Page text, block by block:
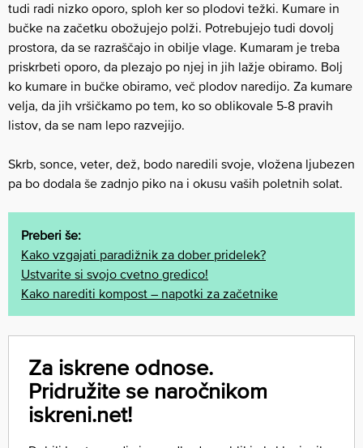
tudi radi nizko oporo, sploh ker so plodovi težki. Kumare in
bučke na začetku obožujejo polži. Potrebujejo tudi dovolj
prostora, da se razraščajo in obilje vlage. Kumaram je treba
priskrbeti oporo, da plezajo po njej in jih lažje obiramo. Bolj
ko kumare in bučke obiramo, več plodov naredijo. Za kumare
velja, da jih vršičkamo po tem, ko so oblikovale 5-8 pravih
listov, da se nam lepo razvejijo.
Skrb, sonce, veter, dež, bodo naredili svoje, vložena ljubezen
pa bo dodala še zadnjo piko na i okusu vaših poletnih solat.
Preberi še:
Kako vzgajati paradižnik za dober pridelek?
Ustvarite si svojo cvetno gredico!
Kako narediti kompost – napotki za začetnike
Za iskrene odnose.
Pridružite se naročnikom
iskreni.net!